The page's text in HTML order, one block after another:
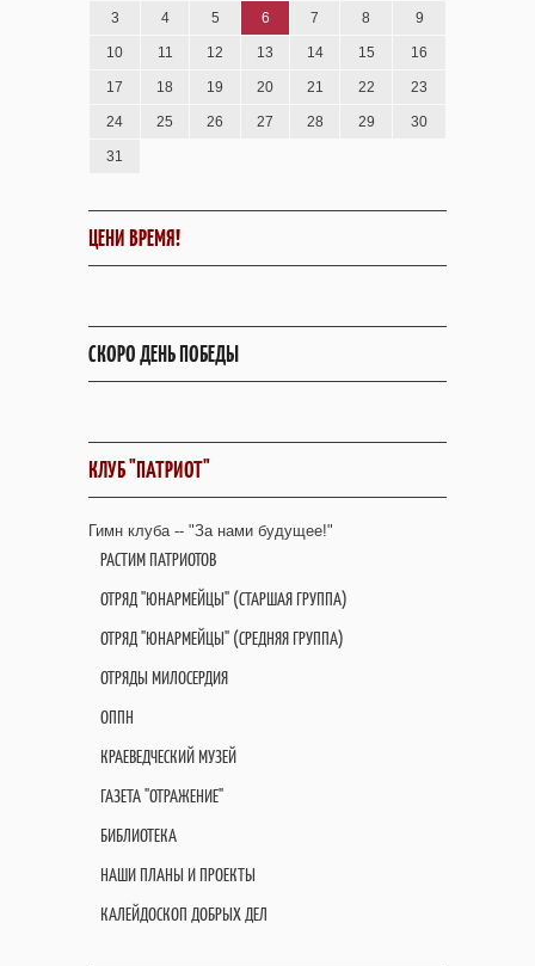
3 4 5 6 7 8 9
10 11 12 13 14 15 16
17 18 19 20 21 22 23
24 25 26 27 28 29 30
31
ЦЕНИ ВРЕМЯ!
СКОРО ДЕНЬ ПОБЕДЫ
КЛУБ "ПАТРИОТ"
Гимн клуба -- "За нами будущее!"
РАСТИМ ПАТРИОТОВ
ОТРЯД "ЮНАРМЕЙЦЫ" (СТАРШАЯ ГРУППА)
ОТРЯД "ЮНАРМЕЙЦЫ" (СРЕДНЯЯ ГРУППА)
ОТРЯДЫ МИЛОСЕРДИЯ
ОППН
КРАЕВЕДЧЕСКИЙ МУЗЕЙ
ГАЗЕТА "ОТРАЖЕНИЕ"
БИБЛИОТЕКА
НАШИ ПЛАНЫ И ПРОЕКТЫ
КАЛЕЙДОСКОП ДОБРЫХ ДЕЛ